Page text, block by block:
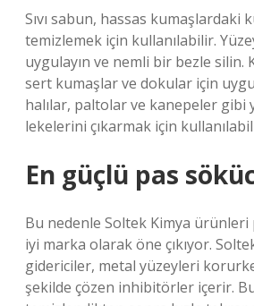
Sıvı sabun, hassas kumaşlardaki
temizlemek için kullanılabilir.
uygulayın ve nemli bir bezle silin.
sert kumaşlar ve dokular için
halılar, paltolar ve kanepeler gibi
lekelerini çıkarmak için
En güçlü pas
Bu nedenle Soltek Kimya ürünleri
iyi marka olarak öne çıkıyor.
gidericiler, metal yüzeyleri
şekilde çözen inhibitörler içerir.